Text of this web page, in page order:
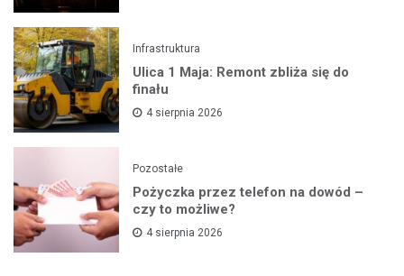
Infrastruktura
Ulica 1 Maja: Remont zbliża się do
finału
4 sierpnia 2026
Pozostałe
Pożyczka przez telefon na dowód –
czy to możliwe?
4 sierpnia 2026